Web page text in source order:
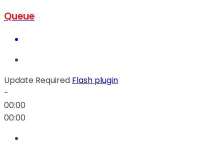
Queue
Update Required Flash plugin
-
00:00
00:00